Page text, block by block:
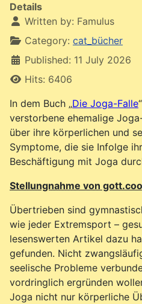
Details
Written by: Famulus
Category: cat_bücher
Published: 11 July 2026
Hits: 6406
In dem Buch „Die Joga-Falle
verstorbene ehemalige
über ihre körperlichen und
Symptome, die sie Infolge
Beschäftigung mit Joga
Stellungnahme von
Übertrieben sind
wie jeder Extremsport –
lesenswerten Artikel dazu
gefunden. Nicht
seelische Probleme
vordringlich ergründen
Joga nicht nur körperliche